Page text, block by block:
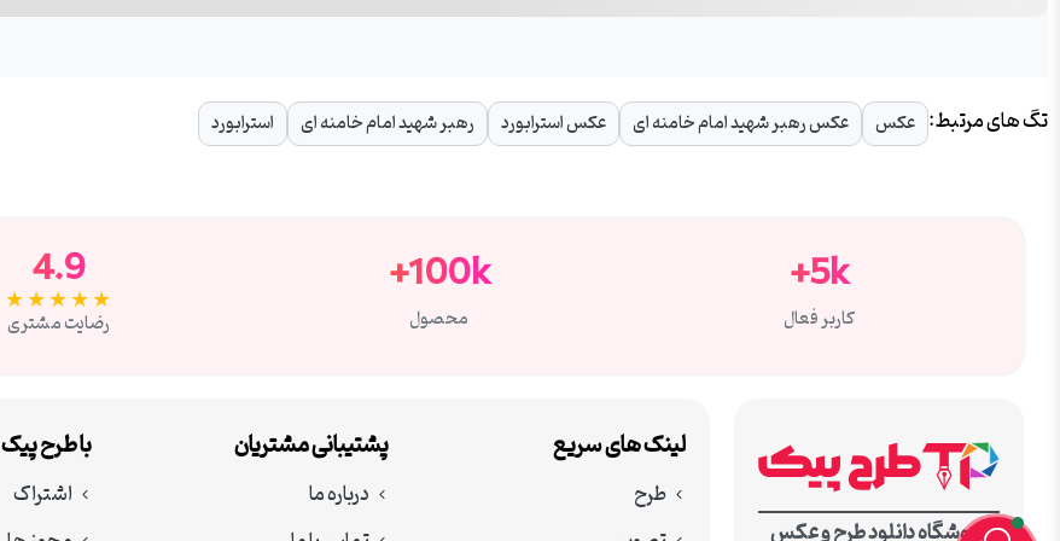
تگ های مرتبط: عکس عکس رهبر شهید امام خامنه ای عکس استرابورد رهبر شهید امام خامنه ای استرابورد
5k+
کاربر فعال
100k+
محصول
4.9
★★★★★
رضایت مشتری
لینک های سریع
طرح
پشتیبانی مشتریان
درباره ما
با طرح پیک
اشتراک